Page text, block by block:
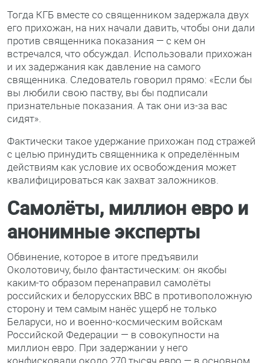
Тогда КГБ вместе со священником задержала двух
его прихожан, на них начали давить, чтобы они дали
против священника показания — с кем он
встречался, что обсуждал. Использовали прихожан
и их задержания как давление на самого
священника. Следователь говорил прямо: «Если бы
вы любили свою паству, вы бы подписали
признательные показания. А так они из-за вас
сидят».
Фактически такое удержание прихожан под стражей
с целью принудить священника к определённым
действиям как условие их освобождения может
квалифицироваться как захват заложников.
Самолёты, миллион евро и
анонимные эксперты
Обвинение, которое в итоге предъявили
Околотовичу, было фантастическим: он якобы
каким-то образом перенаправил самолёты
российских и белорусских ВВС в противоположную
сторону и тем самым нанёс ущерб не только
Беларуси, но и военно-космическим войскам
Российской Федерации — в совокупности на
миллион евро. При задержании у него